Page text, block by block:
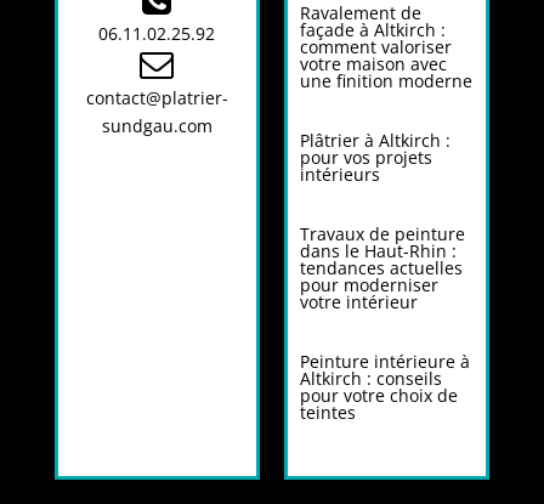
06.11.02.25.92
contact@platrier-
sundgau.com
Ravalement de
façade à Altkirch :
comment valoriser
votre maison avec
une finition moderne
Plâtrier à Altkirch :
pour vos projets
intérieurs
Travaux de peinture
dans le Haut-Rhin :
tendances actuelles
pour moderniser
votre intérieur
Peinture intérieure à
Altkirch : conseils
pour votre choix de
teintes